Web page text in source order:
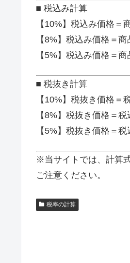
■ 税込み計算
【10%】税込み価格＝
【8%】税込み価格＝
【5%】税込み価格＝
■ 税抜き計算
【10%】税抜き価格＝
【8%】税抜き価格＝
【5%】税抜き価格＝
※当サイトでは、計算
ご注意ください。
税率の計算